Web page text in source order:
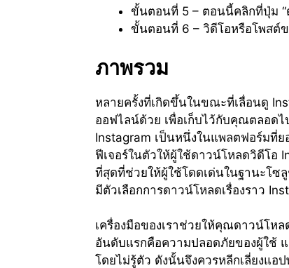
ขั้นตอนที่ 5 – ตอนนี้คลิกที่ปุ่ม “
ขั้นตอนที่ 6 – วิดีโอหรือโพสต์
ภาพรวม
หลายครั้งที่เกิดขึ้นในขณะที่เลื่อนดู
ออฟไลน์ด้วย เพื่อเก็บไว้กับคุณตลอด
Instagram เป็นหนึ่งในแพลตฟอร์มที่
ฟีเจอร์ในตัวให้ผู้ใช้ดาวน์โหลดวิดีโอ
ที่สุดที่ช่วยให้ผู้ใช้โดดเด่นในฐานะโซ
มีตัวเลือกการดาวน์โหลดเรื่องราว
เครื่องมือของเราช่วยให้คุณดาวน์โห
อันดับแรกคือความปลอดภัยของผู้ใช้
โดยไม่รู้ตัว ดังนั้นจึงควรหลีกเลี่ยงแอ